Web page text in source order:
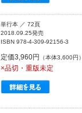
単行本 ／ 72頁
2018.09.25発売
ISBN 978-4-309-92156-3
定価3,960円 （本体3,600円）
×品切・重版未定